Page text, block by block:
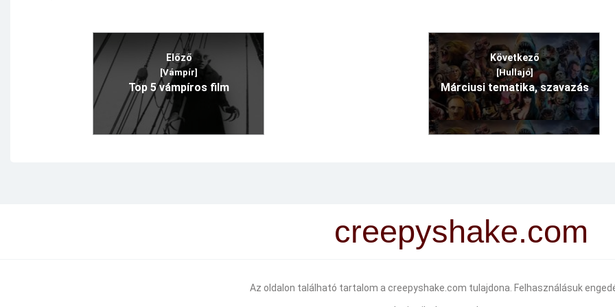
Előző
[Vámpír]
Top 5 vámpíros film
Következő
[Hullajó]
Márciusi tematika, szavazás
creepyshake.com
Az oldalon található tartalom a creepyshake.com tulajdona. Felhasználásuk